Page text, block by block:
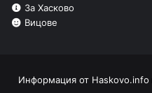
За Хасково
Вицове
Информация от Haskovo.info